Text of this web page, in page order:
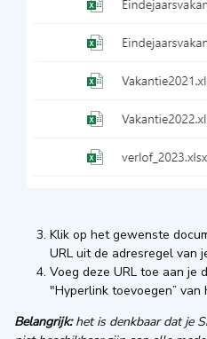
Klik op het gewenste
URL uit de adresregel van
Voeg deze URL toe aan je
"Hyperlink toevoegen” van
Belangrijk:het is denkbaar dat je